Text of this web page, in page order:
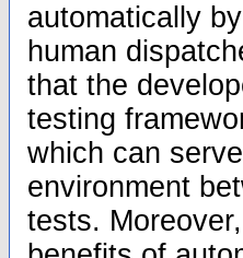
automatically
human
that the
testing
which can
environment
tests.